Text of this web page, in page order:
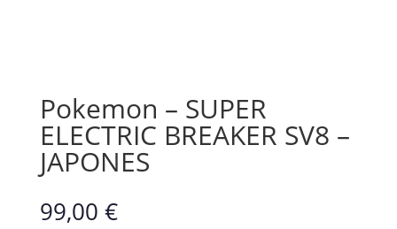
Pokemon – SUPER
ELECTRIC BREAKER SV8 –
JAPONES
99,00 €